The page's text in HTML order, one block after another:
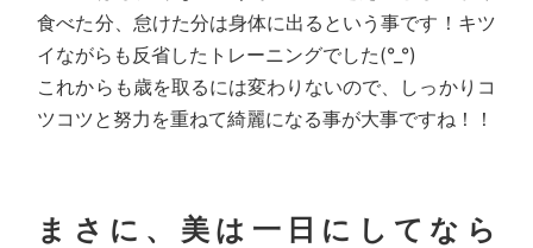
食べた分、怠けた分は身体に出るという事です！キツ
イながらも反省したトレーニングでした(°_°)
これからも歳を取るには変わりないので、しっかりコ
ツコツと努力を重ねて綺麗になる事が大事ですね！！
まさに、美は一日にしてなら